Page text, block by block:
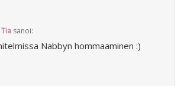
Tia sanoi:
Nabbyn hommaaminen :)